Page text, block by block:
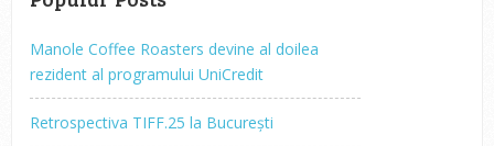
Manole Coffee Roasters devine al doilea
rezident al programului UniCredit
Retrospectiva TIFF.25 la București